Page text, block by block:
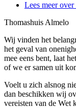
Lees meerover
Thomashuis Almelo
Wij vinden het
het geval van
mee eens bent, laat
of we er samen uit
Voelt u zich alsnog
dan beschikken wij
vereisten van de Wet